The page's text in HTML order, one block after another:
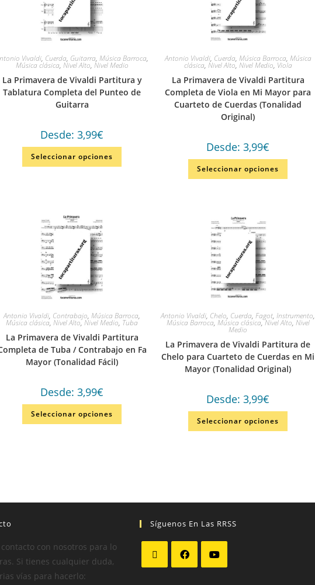
Vivaldi, Cuerda, Guitarra, Música Barroca,
Música clásica, Nivel Alto, Nivel Medio
La Primavera de Vivaldi Partitura y
Tablatura Completa del Punteo de
Guitarra
Desde:3,99€
Seleccionar opciones
Antonio Vivaldi, Cuerda, Música Barroca, Música
clásica, Nivel Alto, Nivel Medio, Viola
La Primavera de Vivaldi Partitura
Completa de Viola en Mi Mayor para
Cuarteto de Cuerdas (Tonalidad
Original)
Desde:3,99€
Seleccionar opciones
Antonio Vivaldi, Contrabajo,Música Barroca,
Música clásica,Nivel Alto,Nivel Medio, Tuba
La Primavera de Vivaldi Partitura
de Tuba / Contrabajo en Fa
Mayor (Tonalidad Fácil)
Desde:3,99€
Seleccionar opciones
Antonio Vivaldi, Chelo, Cuerda,Fagot,Instrumento,
Música Barroca, Música clásica,Nivel Alto, Nivel
Medio
La Primavera de Vivaldi Partitura de
Chelo para Cuarteto de Cuerdas en Mi
Mayor (Tonalidad Original)
Desde:3,99€
Seleccionar opciones
con nosotros para lo
Si tienes cualquier duda,
vías para hacerlo:
Síguenos En Las RRSS